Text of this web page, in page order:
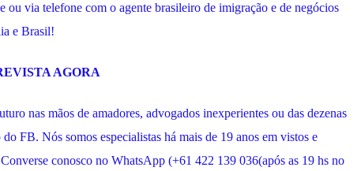
ou via telefone com o agente brasileiro de imigração e de negócios
e Brasil!
AGORA
nas mãos de amadores, advogados inexperientes ou das dezenas
FB. Nós somos especialistas há mais de 19 anos em vistos e
conosco no WhatsApp (+61 422 139 036(após as 19 hs no